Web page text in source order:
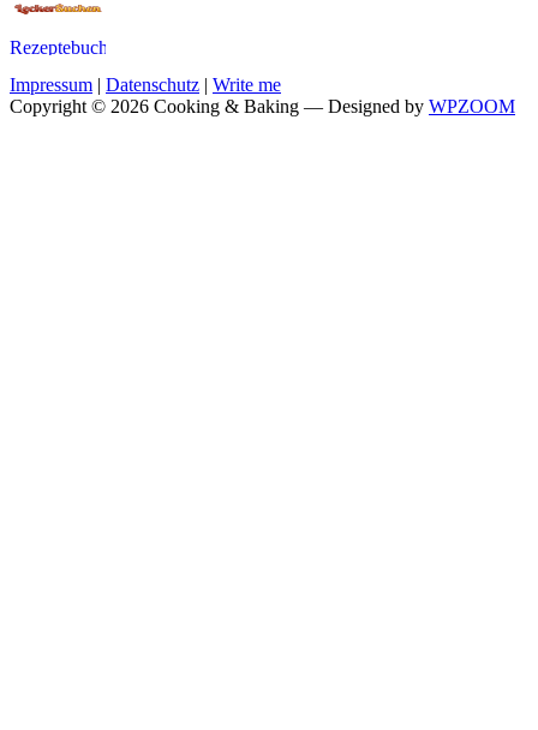
Impressum | Datenschutz | Write me
Copyright © 2026 Cooking & Baking — Designed by WPZOOM